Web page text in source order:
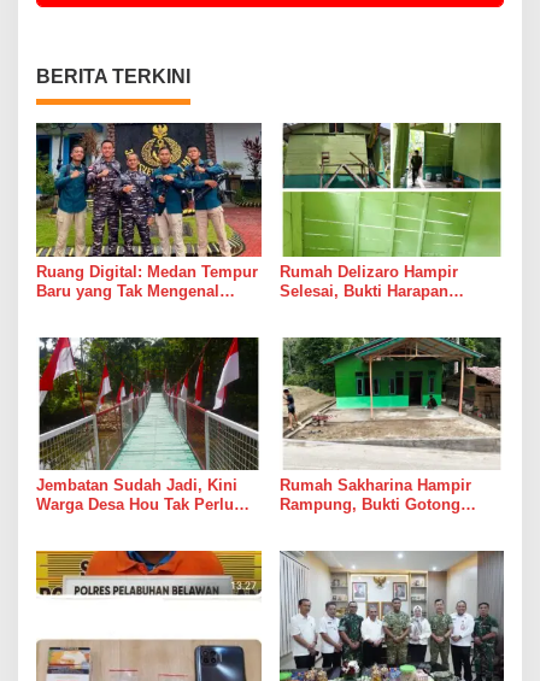
BERITA TERKINI
Ruang Digital: Medan Tempur
Baru yang Tak Mengenal
Rumah Delizaro Hampir
Selesai, Bukti Harapan
Jembatan Sudah Jadi, Kini
Warga Desa Hou Tak Perlu
Rumah Sakharina Hampir
Rampung, Bukti Gotong